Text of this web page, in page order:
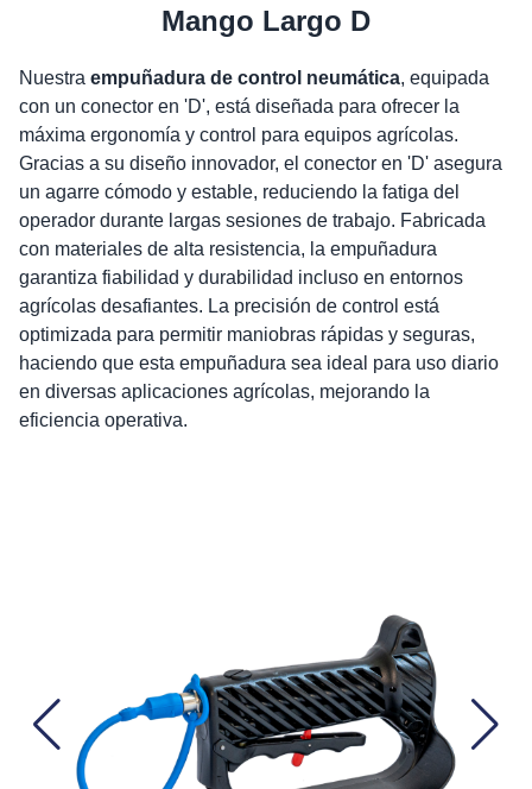
Mango Largo D
Nuestra empuñadura de control neumática, equipada
con un conector en 'D', está diseñada para ofrecer la
máxima ergonomía y control para equipos agrícolas.
Gracias a su diseño innovador, el conector en 'D' asegura
un agarre cómodo y estable, reduciendo la fatiga del
operador durante largas sesiones de trabajo. Fabricada
con materiales de alta resistencia, la empuñadura
garantiza fiabilidad y durabilidad incluso en entornos
agrícolas desafiantes. La precisión de control está
optimizada para permitir maniobras rápidas y seguras,
haciendo que esta empuñadura sea ideal para uso diario
en diversas aplicaciones agrícolas, mejorando la
eficiencia operativa.